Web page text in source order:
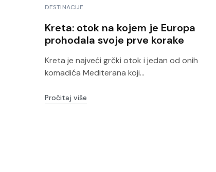
DESTINACIJE
Kreta: otok na kojem je Europa
prohodala svoje prve korake
Kreta je najveći grčki otok i jedan od onih
komadića Mediterana koji...
Pročitaj više